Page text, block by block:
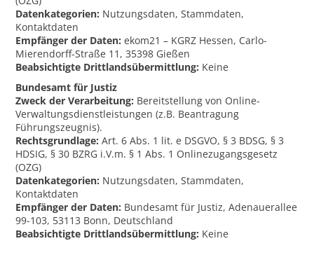
Datenkategorien: Nutzungsdaten, Stammdaten,
Kontaktdaten
Empfänger der Daten: ekom21 – KGRZ Hessen, Carlo-
Mierendorff-Straße 11, 35398 Gießen
Beabsichtigte Drittlandsübermittlung: Keine
Bundesamt für Justiz
Zweck der Verarbeitung: Bereitstellung von Online-
Verwaltungsdienstleistungen (z.B. Beantragung
Führungszeugnis).
Rechtsgrundlage: Art. 6 Abs. 1 lit. e DSGVO, § 3 BDSG, § 3
HDSIG, § 30 BZRG i.V.m. § 1 Abs. 1 Onlinezugangsgesetz
(OZG)
Datenkategorien: Nutzungsdaten, Stammdaten,
Kontaktdaten
Empfänger der Daten: Bundesamt für Justiz, Adenauerallee
99-103, 53113 Bonn, Deutschland
Beabsichtigte Drittlandsübermittlung: Keine